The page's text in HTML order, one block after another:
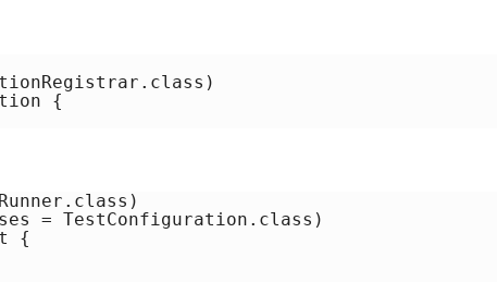
{
= TestConfiguration.class)
{